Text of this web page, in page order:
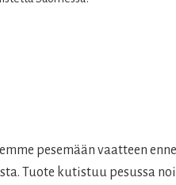
pesemään vaatteen
Tuote kutistuu pesussa